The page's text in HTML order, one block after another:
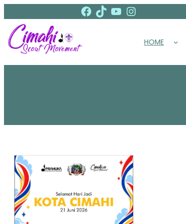
konten
Facebook TikTok YouTube Instagram
HOME